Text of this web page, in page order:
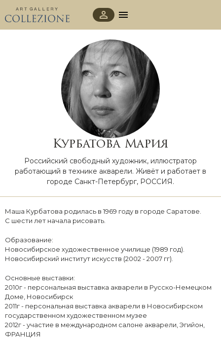
Курбатова Мария
Российский свободный художник, иллюстратор
работающий в технике акварели. Живёт и работает в
городе Санкт-Петербург, РОССИЯ.
Маша Курбатова родилась в 1969 году в городе Саратове.
С шести лет начала рисовать.
Образование:
Новосибирское художественное училище (1989 год).
Новосибирский институт искусств (2002 - 2007 гг).
Основные выставки:
2010г - персональная выставка акварели в Русско-Немецком
Доме, Новосибирск
2011г - персональная выставка акварели в Новосибирском
государственном художественном музее
2012г - участие в международном салоне акварели, Эгийон,
ФРАНЦИЯ